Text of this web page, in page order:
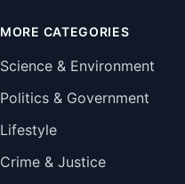
MORE CATEGORIES
Science & Environment
Politics & Government
Lifestyle
Crime & Justice